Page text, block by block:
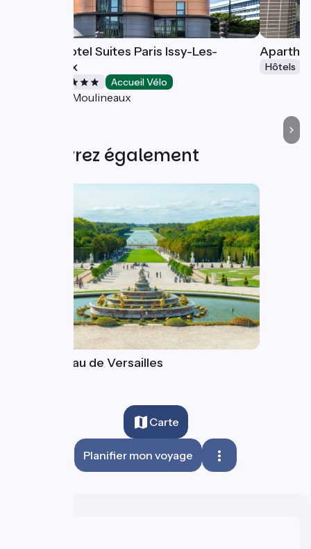
Hôtel Novotel Suites Paris Issy-Les-
Moulineaux
Accueil Vélo
Issy-les-Moulineaux
Hôtels
Découvrez également
Le château de Versailles
Carte
Planifier mon voyage